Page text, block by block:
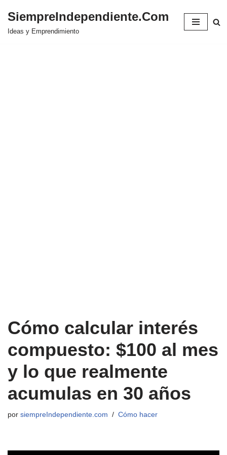
Saltar
SiempreIndependiente.Com
Ideas y Emprendimiento
Cómo calcular interés
compuesto: $100 al mes
y lo que realmente
acumulas en 30 años
por siempreIndependiente.com Cómo hacer